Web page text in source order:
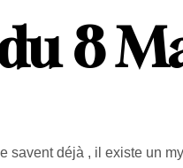
8
savent déjà , il existe un